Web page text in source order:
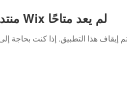
منتدى Wix لم يعد متاحًا